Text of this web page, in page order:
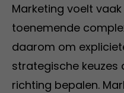
Marketing voelt
toenemende
daarom om
strategische keuzes
richting bepalen.